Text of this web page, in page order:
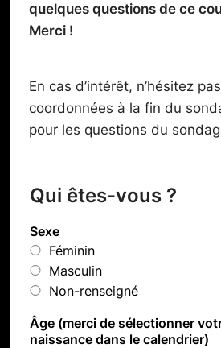
quelques questions de ce
Merci !
En cas d’intérêt, n’hésitez
coordonnées à la fin du
pour les questions du
Qui êtes-vous ?
Sexe
Féminin
Masculin
Non-renseigné
Âge (merci de sélectionner
naissance dans le calendrier)